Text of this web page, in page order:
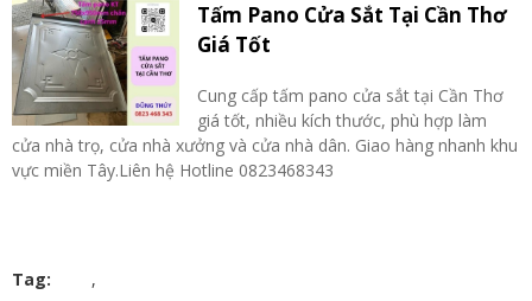
Tấm Pano Cửa Sắt Tại Cần Thơ
Giá Tốt
Cung cấp tấm pano cửa sắt tại Cần Thơ
giá tốt, nhiều kích thước, phù hợp làm
cửa nhà trọ, cửa nhà xưởng và cửa nhà dân. Giao hàng nhanh khu
vực miền Tây.Liên hệ Hotline 0823468343
Tag: ,